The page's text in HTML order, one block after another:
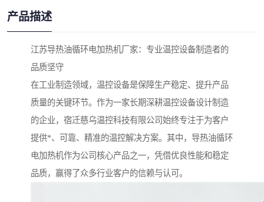
产品描述
江苏导热油循环电加热机厂家：专业温控设备制造者的
品质坚守
在工业制造领域，温控设备是保障生产稳定、提升产品
质量的关键环节。作为一家长期深耕温控设备设计制造
的企业，宿迁慈乌温控科技有限公司始终专注于为客户
提供*、可靠、精准的温控解决方案。其中，导热油循环
电加热机作为公司核心产品之一，凭借优良性能和稳定
品质，赢得了众多行业客户的信赖与认可。